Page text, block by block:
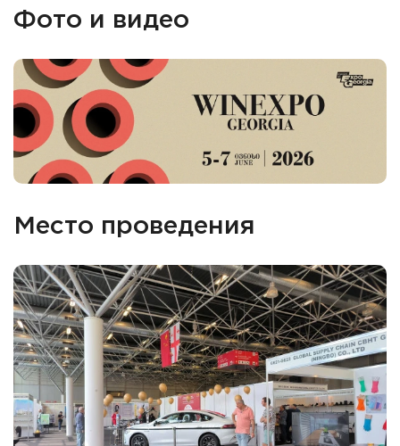
Фото и видео
Место проведения